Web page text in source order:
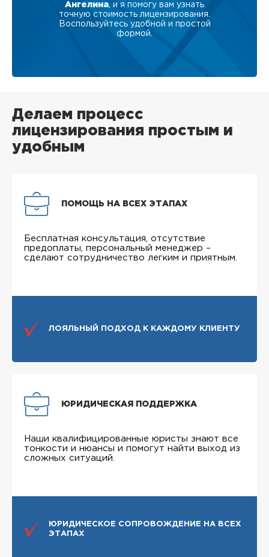
Ангелина , и я помогу вам узнать
точную стоимость лицензирования.
Воспользуйтесь удобной и простой
формой.
Делаем процесс
лицензирования простым и
удобным
ПОМОЩЬ НА ВСЕХ ЭТАПАХ
Бесплатная консультация, отсутствие
предоплаты, персональный менеджер –
сделают сотрудничество легким и приятным.
ЛОЯЛЬНЫЙ ПОДХОД К КАЖДОМУ КЛИЕНТУ
ЮРИДИЧЕСКАЯ ПОДДЕРЖКА
Наши квалифицированные юристы знают все
тонкости и нюансы и помогут найти выход из
сложных ситуаций.
ЮРИДИЧЕСКОЕ СОПРОВОЖДЕНИЕ НА ВСЕХ
ЭТАПАХ